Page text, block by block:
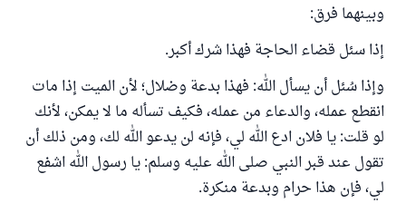
وبينهما فرق:
إذا سئل قضاء الحاجة فهذا شرك أكبر.
وإذا سُئل أن يسأل الله: فهذا بدعة وضلال؛ لأن الميت إذا مات
انقطع عمله، والدعاء من عمله، فكيف تسأله ما لا يمكن، لأنك
لو قلت: يا فلان ادع الله لي، فإنه لن يدعو الله لك، ومن ذلك أن
تقول عند قبر النبي صلى الله عليه وسلم: يا رسول الله اشفع
لي، فإن هذا حرام وبدعة منكرة.